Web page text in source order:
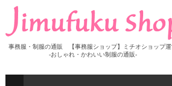
事務服・制服の通販 【事務服ショップ】ミチオショップ
-おしゃれ・かわいい制服の通販-